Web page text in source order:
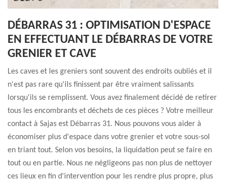
DÉBARRAS 31 : OPTIMISATION D'ESPACE
EN EFFECTUANT LE DÉBARRAS DE VOTRE
GRENIER ET CAVE
Les caves et les greniers sont souvent des endroits oubliés et il
n'est pas rare qu'ils finissent par être vraiment salissants
lorsqu'ils se remplissent. Vous avez finalement décidé de retirer
tous les encombrants et déchets de ces pièces ? Votre meilleur
contact à Sajas est Débarras 31. Nous pouvons vous aider à
économiser plus d'espace dans votre grenier et votre sous-sol
en triant tout. Selon vos besoins, la liquidation peut se faire en
tout ou en partie. Nous ne négligeons pas non plus de nettoyer
ces lieux en fin d'intervention pour les rendre plus propre, plus